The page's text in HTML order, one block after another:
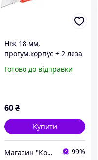
Ніж 18 мм,
прогум.корпус + 2 леза
Готово до відправки
60₴
Купити
Магазин "Корд" 99%